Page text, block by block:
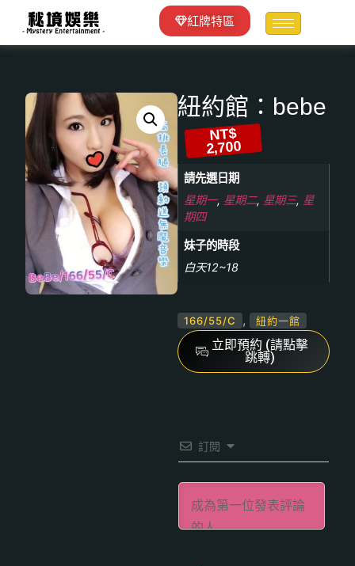
紅牌特區
紐約館：bebe
NT$
2,700
請先選日期
星期一, 星期二, 星期三, 星
期四
妹子的時段
白天12~18
166/55/C , 紐約一館
立即預約 (請點擊
跳轉)
訂閱